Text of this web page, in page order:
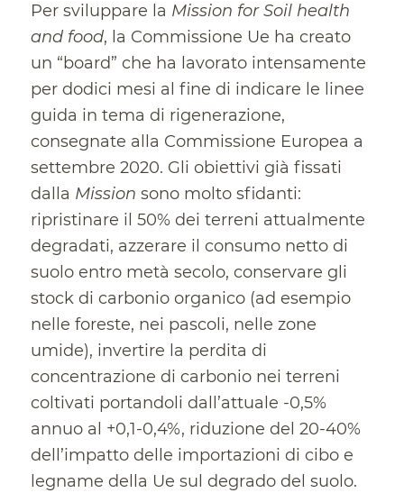
Per sviluppare la Mission for Soil health
and food, la Commissione Ue ha creato
un “board” che ha lavorato intensamente
per dodici mesi al fine di indicare le linee
guida in tema di rigenerazione,
consegnate alla Commissione Europea a
settembre 2020. Gli obiettivi già fissati
dalla Mission sono molto sfidanti:
ripristinare il 50% dei terreni attualmente
degradati, azzerare il consumo netto di
suolo entro metà secolo, conservare gli
stock di carbonio organico (ad esempio
nelle foreste, nei pascoli, nelle zone
umide), invertire la perdita di
concentrazione di carbonio nei terreni
coltivati portandoli dall’attuale -0,5%
annuo al +0,1-0,4%, riduzione del 20-40%
dell’impatto delle importazioni di cibo e
legname della Ue sul degrado del suolo.